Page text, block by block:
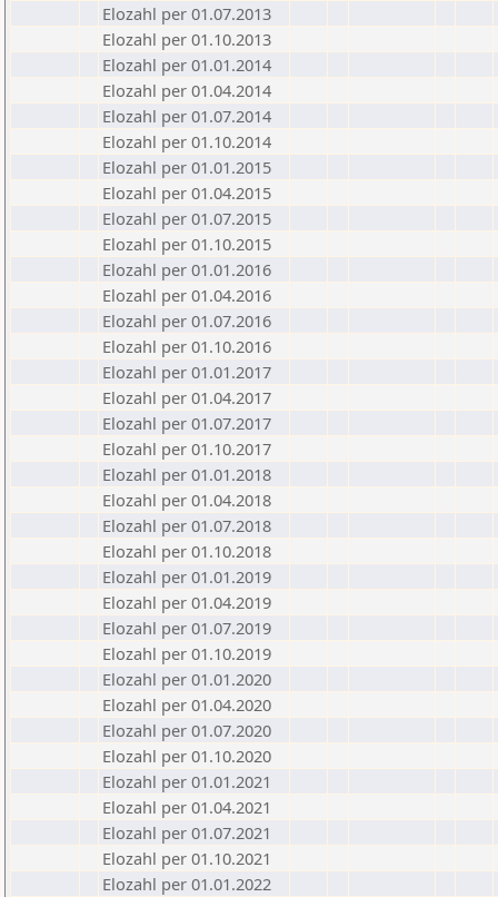
Elozahl per 01.07.2013
Elozahl per 01.10.2013
Elozahl per 01.01.2014
Elozahl per 01.04.2014
Elozahl per 01.07.2014
Elozahl per 01.10.2014
Elozahl per 01.01.2015
Elozahl per 01.04.2015
Elozahl per 01.07.2015
Elozahl per 01.10.2015
Elozahl per 01.01.2016
Elozahl per 01.04.2016
Elozahl per 01.07.2016
Elozahl per 01.10.2016
Elozahl per 01.01.2017
Elozahl per 01.04.2017
Elozahl per 01.07.2017
Elozahl per 01.10.2017
Elozahl per 01.01.2018
Elozahl per 01.04.2018
Elozahl per 01.07.2018
Elozahl per 01.10.2018
Elozahl per 01.01.2019
Elozahl per 01.04.2019
Elozahl per 01.07.2019
Elozahl per 01.10.2019
Elozahl per 01.01.2020
Elozahl per 01.04.2020
Elozahl per 01.07.2020
Elozahl per 01.10.2020
Elozahl per 01.01.2021
Elozahl per 01.04.2021
Elozahl per 01.07.2021
Elozahl per 01.10.2021
Elozahl per 01.01.2022